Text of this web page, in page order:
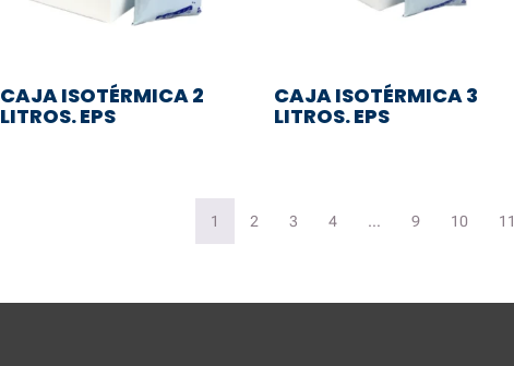
CAJA ISOTÉRMICA 2
LITROS. EPS
CAJA ISOTÉRMICA 3
LITROS. EPS
1 2 3 4 … 9 10 11